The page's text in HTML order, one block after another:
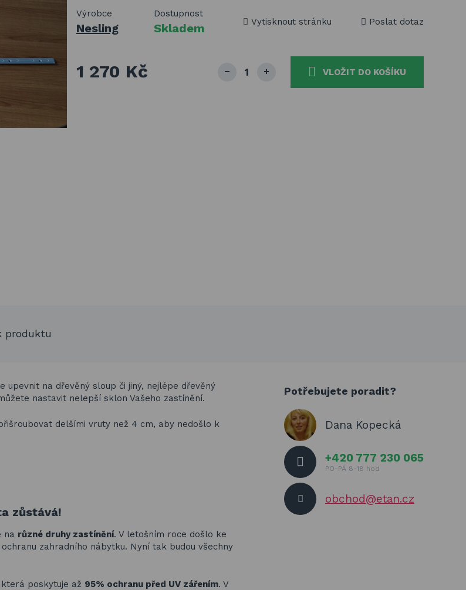
Výrobce
Nesling
Dostupnost
Skladem Vytisknout stránku Poslat dotaz
1 270 Kč VLOŽIT DO KOŠÍKU
produktu
na dřevěný sloup či jiný, nejlépe dřevěný
nastavit nelepší sklon Vašeho zastínění.
delšími vruty než 4 cm, aby nedošlo k
zůstává!
na různé druhy zastínění. V letošním roce došlo ke
zahradního nábytku. Nyní tak budou všechny
poskytuje až 95% ochranu před UV zářením. V
Potřebujete poradit?
Dana Kopecká
+420 777 230 065
PO-PÁ 8-18 hod
obchod@etan.cz